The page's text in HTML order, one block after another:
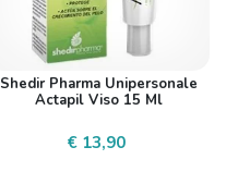
Shedir Pharma Unipersonale
Actapil Viso 15 Ml
€ 13,90